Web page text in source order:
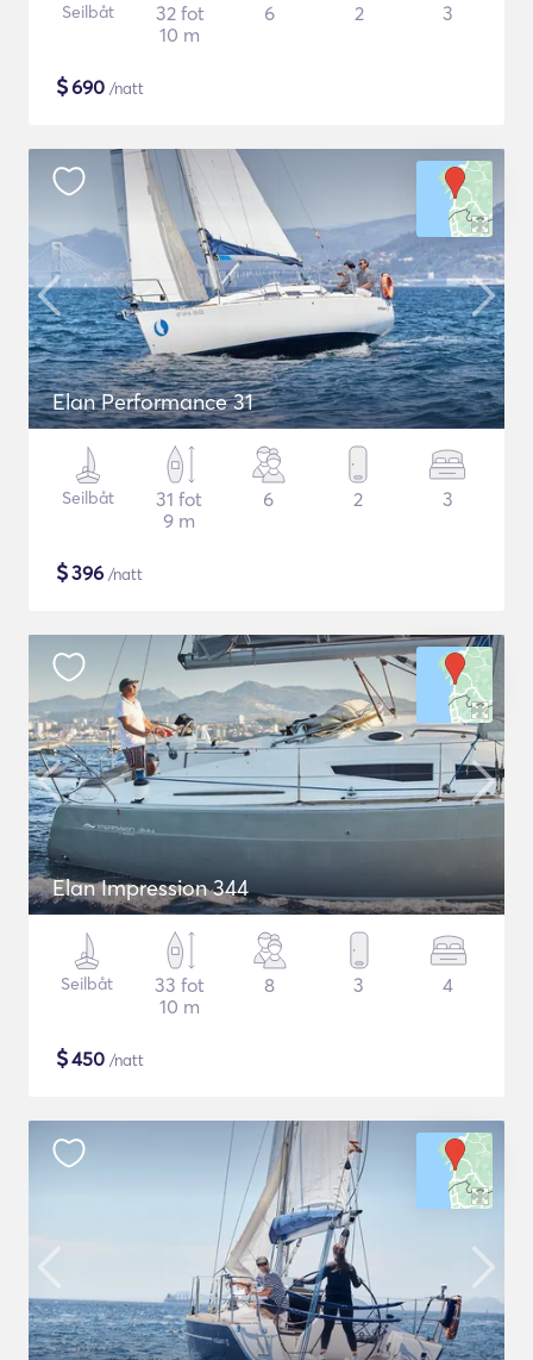
Seilbåt
32 fot
10 m
6 2 3
$690 /natt
Elan Performance 31
Seilbåt
31 fot
9 m
6 2 3
$396 /natt
Elan Impression 344
Seilbåt
33 fot
10 m
8 3 4
$450 /natt